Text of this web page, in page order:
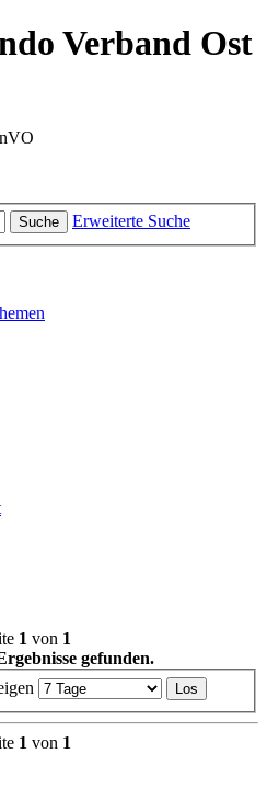
Verband Ost
Suche Erweiterte Suche
1 von 1
gefunden.
1 von 1